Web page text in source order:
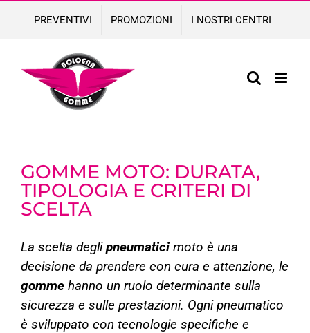
content
PREVENTIVI PROMOZIONI I NOSTRI CENTRI
GOMME MOTO: DURATA,
TIPOLOGIA E CRITERI DI
SCELTA
La scelta deglipneumatici moto è una
decisione da prendere con cura e attenzione, le
gomme hanno un ruolo determinante sulla
sicurezza e sulle prestazioni. Ogni pneumatico
è sviluppato con tecnologie specifiche e